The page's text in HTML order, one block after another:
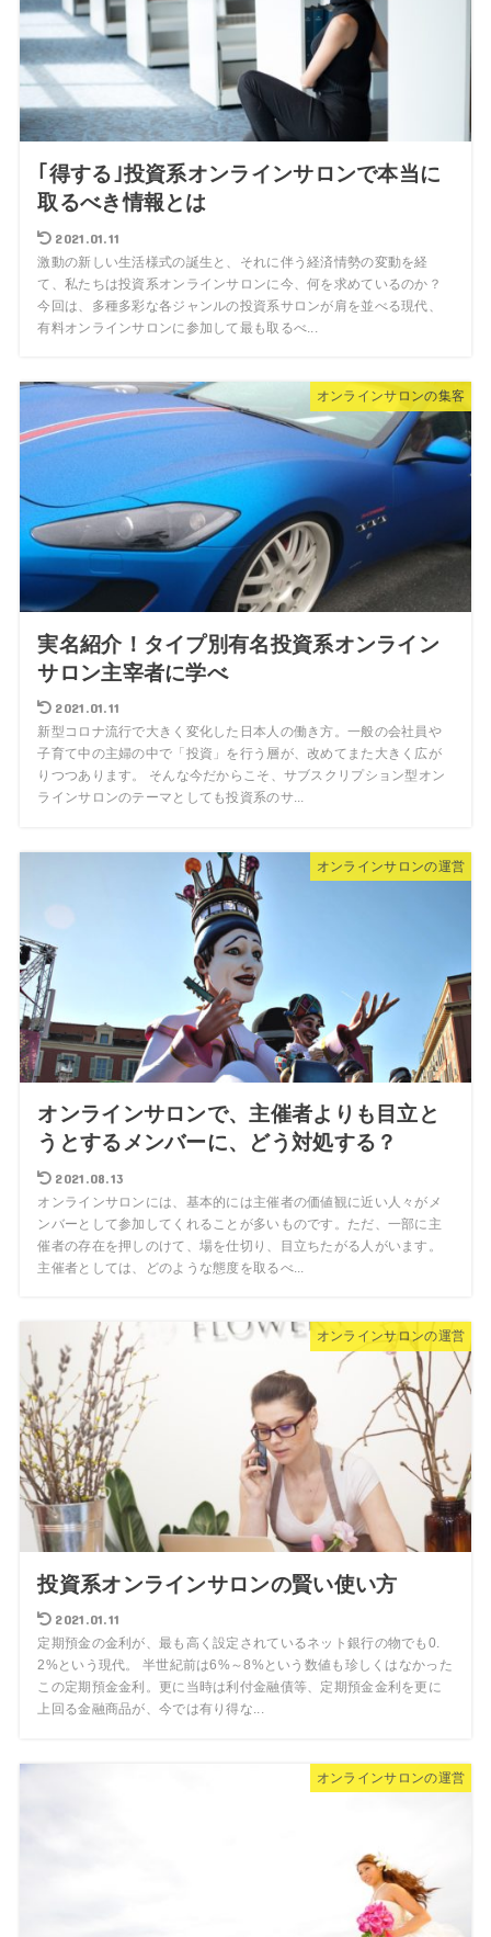
｢得する｣投資系オンラインサロンで本当に
取るべき情報とは
2021.01.11
激動の新しい生活様式の誕生と、それに伴う経済情勢の変動を経
て、私たちは投資系オンラインサロンに今、何を求めているのか？
今回は、多種多彩な各ジャンルの投資系サロンが肩を並べる現代、
有料オンラインサロンに参加して最も取るべ...
オンラインサロンの集客
実名紹介！タイプ別有名投資系オンライン
サロン主宰者に学べ
2021.01.11
新型コロナ流行で大きく変化した日本人の働き方。一般の会社員や
子育て中の主婦の中で「投資」を行う層が、改めてまた大きく広が
りつつあります。 そんな今だからこそ、サブスクリプション型オン
ラインサロンのテーマとしても投資系のサ...
オンラインサロンの運営
オンラインサロンで、主催者よりも目立と
うとするメンバーに、どう対処する？
2021.08.13
オンラインサロンには、基本的には主催者の価値観に近い人々がメ
ンバーとして参加してくれることが多いものです。ただ、一部に主
催者の存在を押しのけて、場を仕切り、目立ちたがる人がいます。
主催者としては、どのような態度を取るべ...
オンラインサロンの運営
投資系オンラインサロンの賢い使い方
2021.01.11
定期預金の金利が、最も高く設定されているネット銀行の物でも0.
2%という現代。 半世紀前は6%～8%という数値も珍しくはなかった
この定期預金金利。更に当時は利付金融債等、定期預金金利を更に
上回る金融商品が、今では有り得な...
オンラインサロンの運営